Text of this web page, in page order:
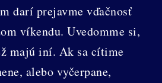
darí prejavme vďačnosť
víkendu. Uvedomme si,
majú iní. Ak sa cítime
alebo vyčerpane,